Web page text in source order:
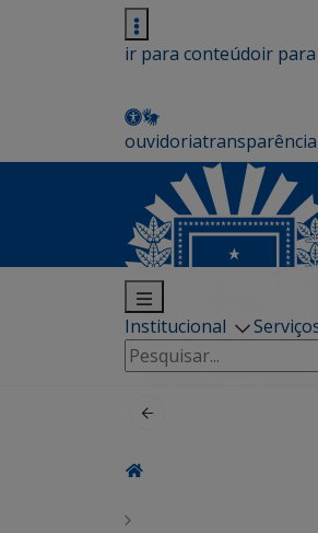
ir para conteúdoir
ouvidoriatransparência
Institucional
Pesquisar
por: